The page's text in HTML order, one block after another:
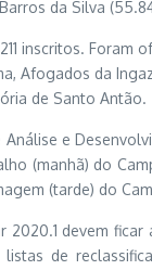
da Silva
inscritos. Foram
Afogados da
de Santo Antão.
e
(manhã) do
(tarde) do
2020.1 devem
de